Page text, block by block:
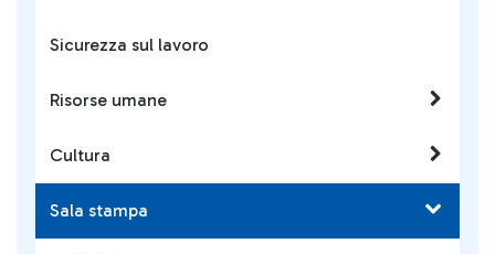
Sicurezza sul lavoro
Risorse umane
Cultura
Sala stampa